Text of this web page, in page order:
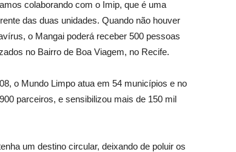
colaborando com o Imip, que é uma
das duas unidades. Quando não houver
o Mangai poderá receber 500 pessoas
no Bairro de Boa Viagem, no Recife.
o Mundo Limpo atua em 54 municípios e no
parceiros, e sensibilizou mais de 150 mil
um destino circular, deixando de poluir os